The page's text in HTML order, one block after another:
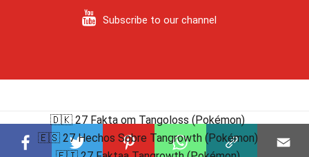
Subscribe to our channel
🇩🇰 27 Fakta om Tangoloss (Pokémon)
🇪🇸 27 Hechos Sobre Tangrowth (Pokémon)